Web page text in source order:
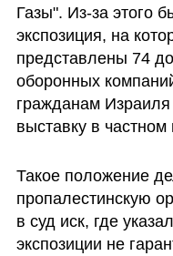
Газы". Из-за этого
экспозиция, на
представлены 74
оборонных
гражданам
выставку в частном
Такое положение
пропалестинскую
в суд иск, где
экспозиции не